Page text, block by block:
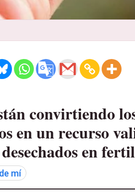
convirtiendo
en un recurso
en
mí